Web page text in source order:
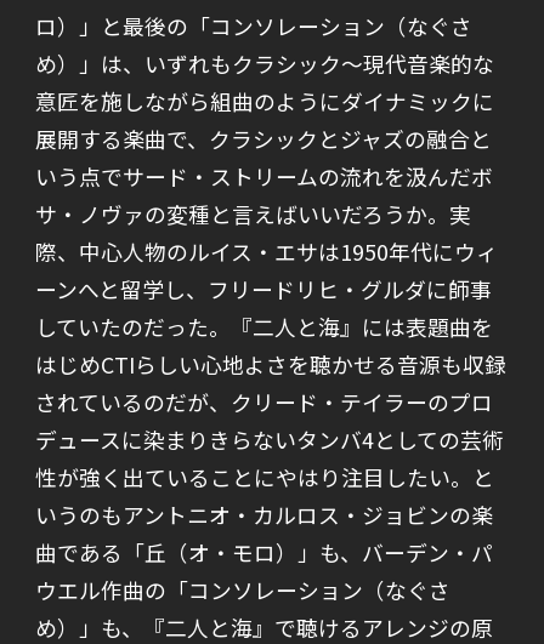
ロ）」と最後の「コンソレーション（なぐさ
め）」は、いずれもクラシック～現代音楽的な
意匠を施しながら組曲のようにダイナミックに
展開する楽曲で、クラシックとジャズの融合と
いう点でサード・ストリームの流れを汲んだボ
サ・ノヴァの変種と言えばいいだろうか。実
際、中心人物のルイス・エサは1950年代にウィ
ーンへと留学し、フリードリヒ・グルダに師事
していたのだった。『二人と海』には表題曲を
はじめCTIらしい心地よさを聴かせる音源も収録
されているのだが、クリード・テイラーのプロ
デュースに染まりきらないタンバ4としての芸術
性が強く出ていることにやはり注目したい。と
いうのもアントニオ・カルロス・ジョビンの楽
曲である「丘（オ・モロ）」も、バーデン・パ
ウエル作曲の「コンソレーション（なぐさ
め）」も、『二人と海』で聴けるアレンジの原